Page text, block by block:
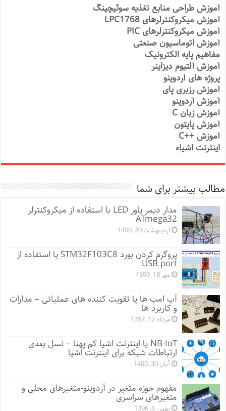
آموزش طراحی منابع تغذیه سوئیچینگ
آموزش میکروکنترلرهای LPC1768
آموزش میکروکنترلرهای PIC
آموزش اتوماسیون صنعتی
مفاهیم پایه الکترونیک
آموزش آلتیوم دیزاینر
پروژه های آردوینو
آموزش رزبری پای
آموزش آردوینو
آموزش زبان C
آموزش پایتون
آموزش ++C
اینترنت اشیاء
مطالب بیشتر برای شما
مدار دیمر پاور LED با استفاده از میکروکنترلر
ATmega32
اردیبهشت 20, 1400
پروگرم کردن بورد STM32F103C8 با استفاده از
USB port
مهر 18, 1399
آپ امپ ها یا تقویت کننده های عملیاتی – مدارات
و کاربرد ها
مرداد 12, 1397
NB-IoT یا اینترنت اشیا کم پهنا – نسل بعدی
ارتباطات شبکه برای اینترنت اشیا
آبان 30, 1400
مفهوم حوزه متغیر در آردوینو-متغیرهای محلی و
متغیرهای سراسری
بهمن 6, 1396